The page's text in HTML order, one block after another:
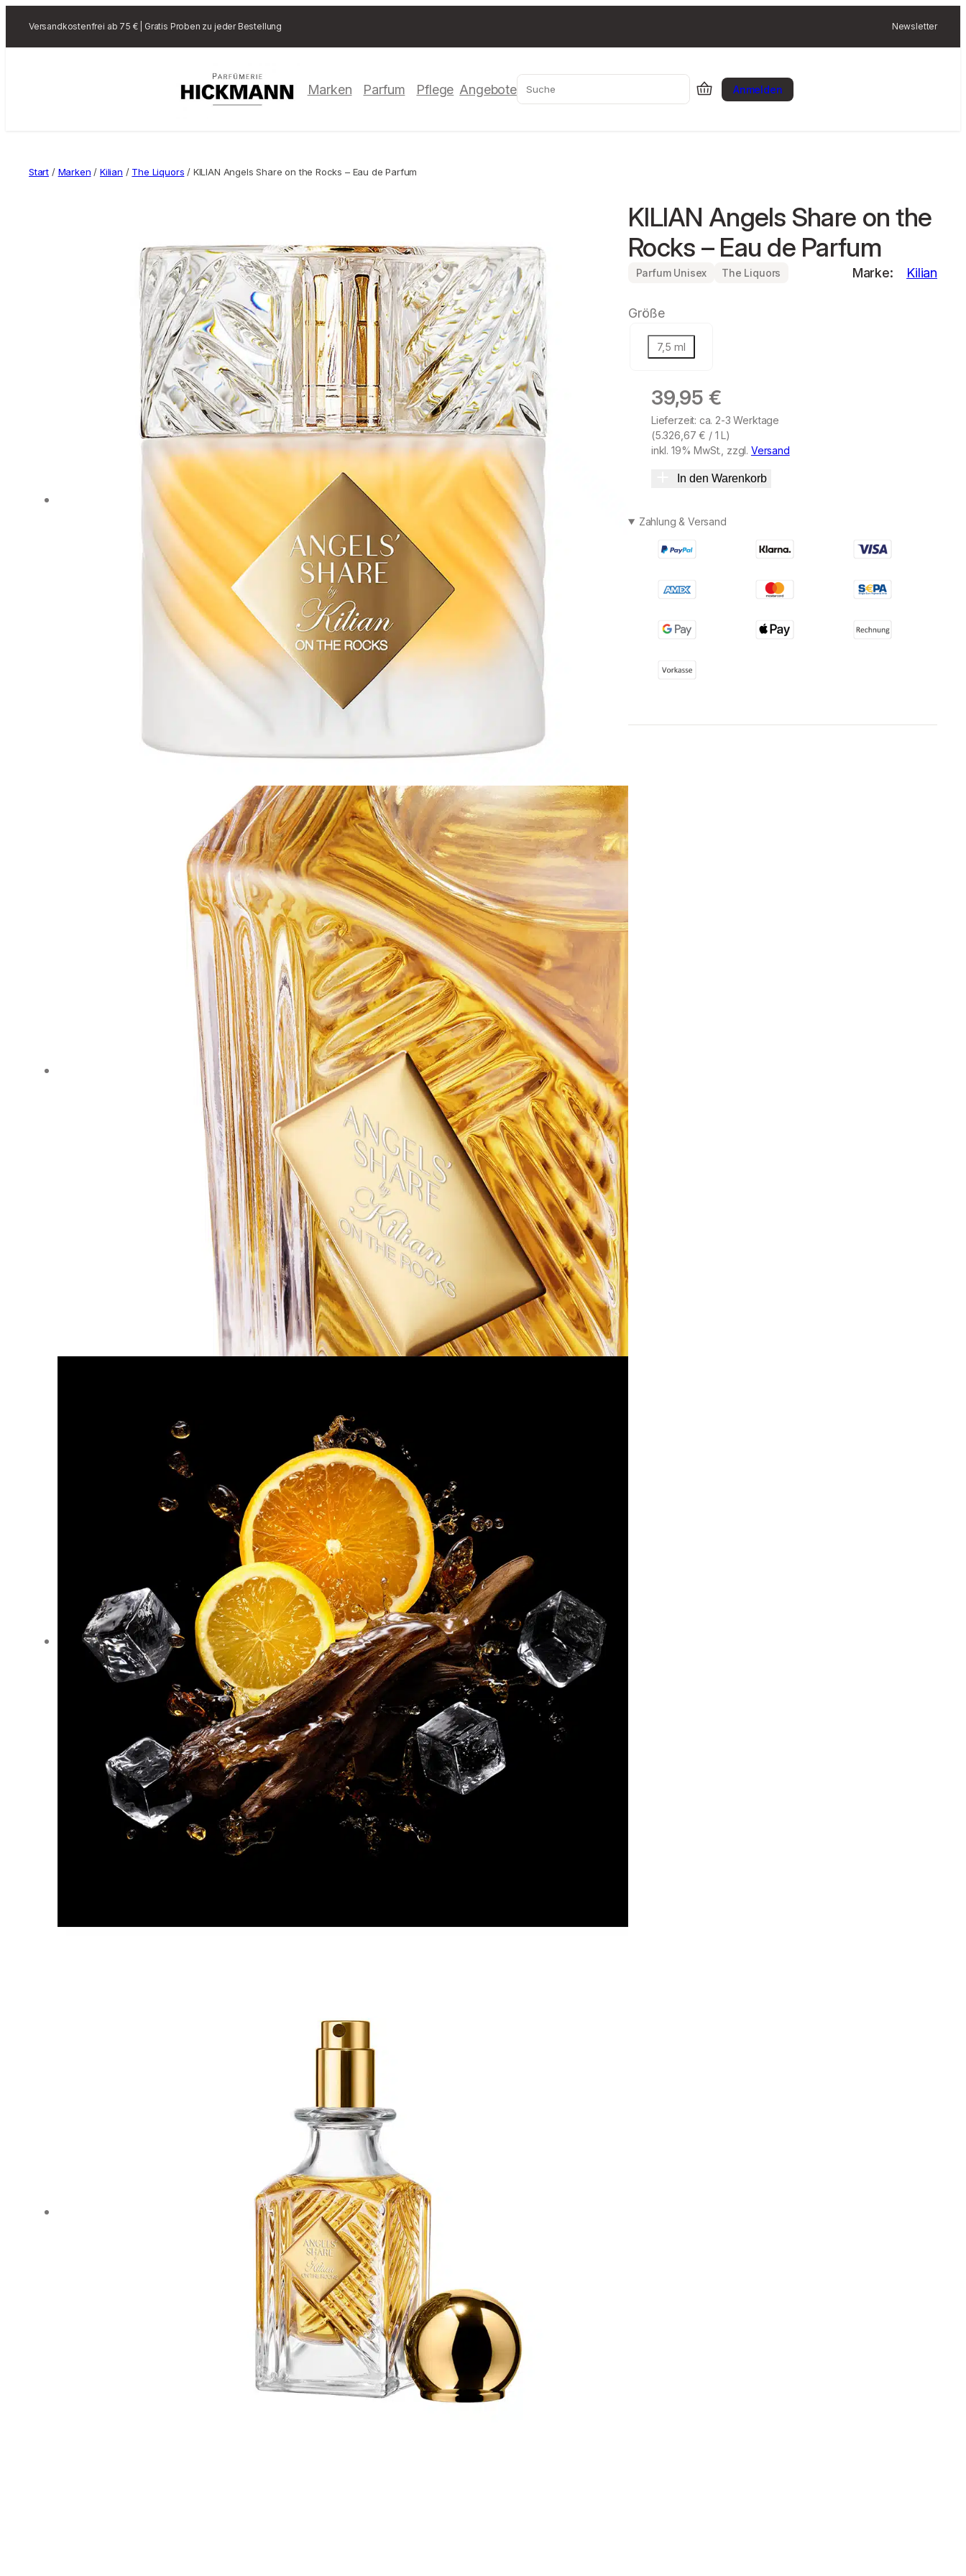
Versandkostenfrei ab 75 € | Gratis Proben zu jeder Bestellung Newsletter
Marken Parfum Pflege Angebote Suchen Anmelden
Start / Marken / Kilian / The Liquors / KILIAN Angels Share on the Rocks – Eau de Parfum
KILIAN Angels Share on the
Rocks – Eau de Parfum
Parfum Unisex The Liquors Marke: Kilian
Größe
7,5 ml
39,95 €
Lieferzeit: ca. 2-3 Werktage
(5.326,67€ / 1 L)
inkl. 19% MwSt., zzgl. Versand
In den Warenkorb
Zahlung & Versand